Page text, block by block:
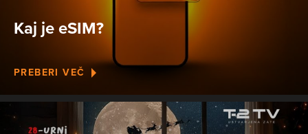
Kaj je eSIM?
PREBERI VEČ